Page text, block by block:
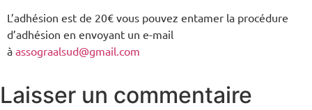
L’adhésion est de 20€ vous pouvez entamer la procédure
d’adhésion en envoyant un e-mail
à assograalsud@gmail.com
Laisser un commentaire